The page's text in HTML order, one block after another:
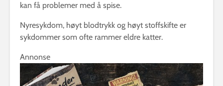
kan få problemer med å spise.
Nyresykdom, høyt blodtrykk og høyt stoffskifte er
sykdommer som ofte rammer eldre katter.
Annonse